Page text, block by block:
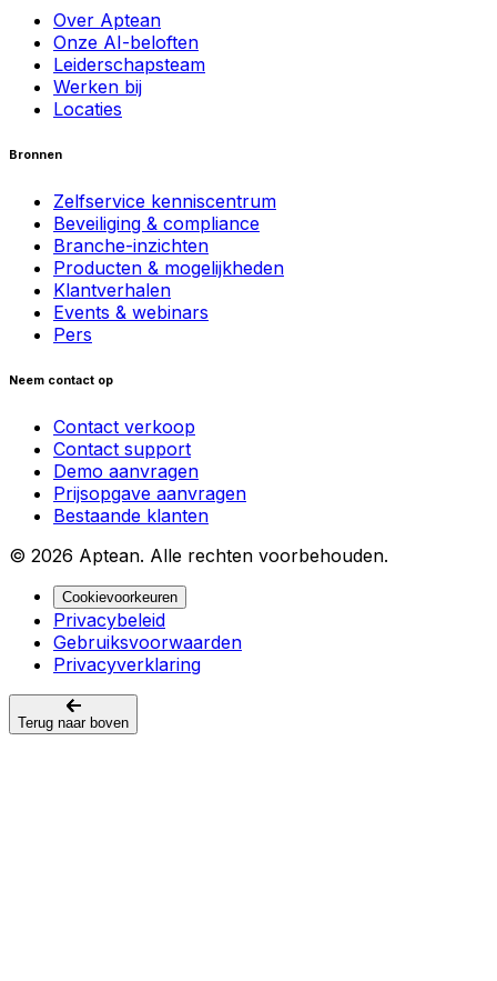
Over Aptean
Onze AI-beloften
Leiderschapsteam
Werken bij
Locaties
Bronnen
Zelfservice kenniscentrum
Beveiliging & compliance
Branche-inzichten
Producten & mogelijkheden
Klantverhalen
Events & webinars
Pers
Neem contact op
Contact verkoop
Contact support
Demo aanvragen
Prijsopgave aanvragen
Bestaande klanten
© 2026 Aptean. Alle rechten voorbehouden.
Cookievoorkeuren
Privacybeleid
Gebruiksvoorwaarden
Privacyverklaring
Terug naar boven